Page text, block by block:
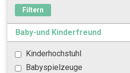
Filtern
Baby-und Kinderfreund
Kinderhochstuhl
Babyspielzeuge